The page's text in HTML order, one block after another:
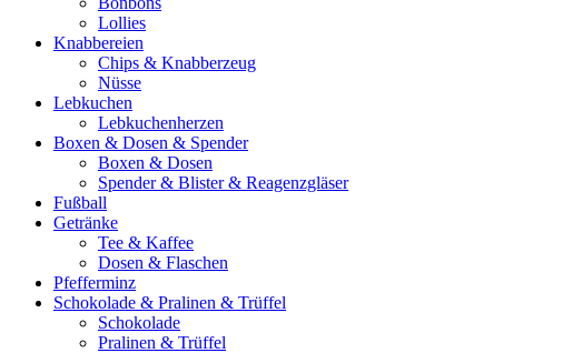
Lollies
Knabbereien
Chips & Knabberzeug
Nüsse
Lebkuchen
Lebkuchenherzen
Boxen & Dosen & Spender
Boxen & Dosen
Spender & Blister & Reagenzgläser
Fußball
Getränke
Tee & Kaffee
Dosen & Flaschen
Pfefferminz
Schokolade & Pralinen & Trüffel
Schokolade
Pralinen & Trüffel